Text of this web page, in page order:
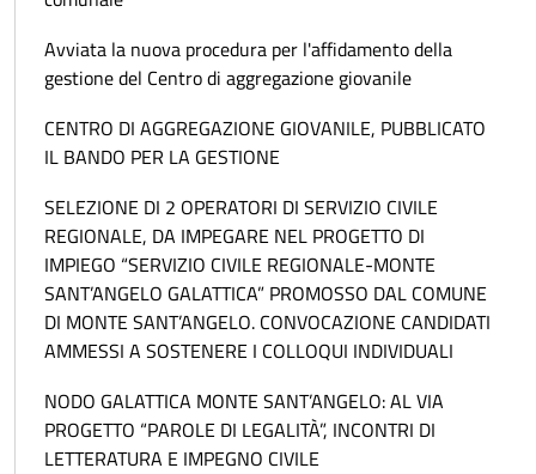
Avviata la nuova procedura per l'affidamento della
gestione del Centro di aggregazione giovanile
CENTRO DI AGGREGAZIONE GIOVANILE, PUBBLICATO
IL BANDO PER LA GESTIONE
SELEZIONE DI 2 OPERATORI DI SERVIZIO CIVILE
REGIONALE, DA IMPEGARE NEL PROGETTO DI
IMPIEGO “SERVIZIO CIVILE REGIONALE-MONTE
SANT’ANGELO GALATTICA” PROMOSSO DAL COMUNE
DI MONTE SANT’ANGELO. CONVOCAZIONE CANDIDATI
AMMESSI A SOSTENERE I COLLOQUI INDIVIDUALI
NODO GALATTICA MONTE SANT’ANGELO: AL VIA
PROGETTO “PAROLE DI LEGALITÀ”, INCONTRI DI
LETTERATURA E IMPEGNO CIVILE